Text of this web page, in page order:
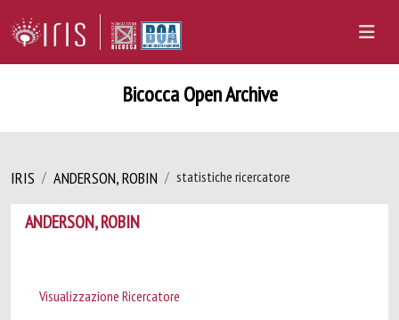
Bicocca Open Archive
IRIS ANDERSON, ROBIN statistiche ricercatore
ANDERSON, ROBIN
Visualizzazione Ricercatore